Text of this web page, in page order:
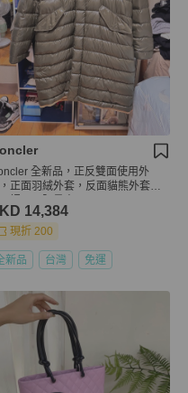
全新品，正反雙面使用外
正面羽絨外套，反面貓熊外套羽
14,384
現折 200
新品 台灣 免運